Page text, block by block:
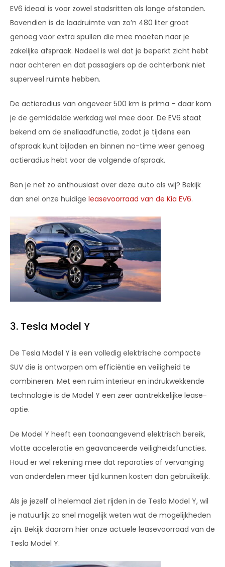
EV6 ideaal is voor zowel stadsritten als lange afstanden.
Bovendien is de laadruimte van zo’n 480 liter groot
genoeg voor extra spullen die mee moeten naar je
zakelijke afspraak. Nadeel is wel dat je beperkt zicht hebt
naar achteren en dat passagiers op de achterbank niet
superveel ruimte hebben.
De actieradius van ongeveer 500 km is prima – daar kom
je de gemiddelde werkdag wel mee door. De EV6 staat
bekend om de snellaadfunctie, zodat je tijdens een
afspraak kunt bijladen en binnen no-time weer genoeg
actieradius hebt voor de volgende afspraak.
Ben je net zo enthousiast over deze auto als wij? Bekijk
dan snel onze huidige leasevoorraad van de Kia EV6.
3. Tesla Model Y
De Tesla Model Y is een volledig elektrische compacte
SUV die is ontworpen om efficiëntie en veiligheid te
combineren. Met een ruim interieur en indrukwekkende
technologie is de Model Y een zeer aantrekkelijke lease-
optie.
De Model Y heeft een toonaangevend elektrisch bereik,
vlotte acceleratie en geavanceerde veiligheidsfuncties.
Houd er wel rekening mee dat reparaties of vervanging
van onderdelen meer tijd kunnen kosten dan gebruikelijk.
Als je jezelf al helemaal ziet rijden in de Tesla Model Y, wil
je natuurlijk zo snel mogelijk weten wat de mogelijkheden
zijn. Bekijk daarom hier onze actuele leasevoorraad van de
Tesla Model Y.